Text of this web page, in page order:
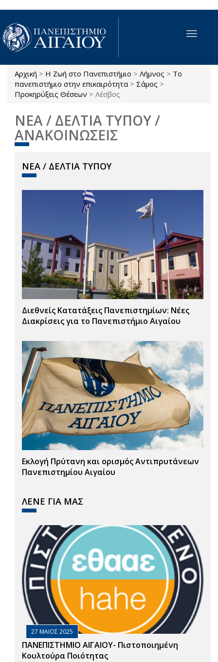
Παράκαμψη προς το κυρίως περιεχόμενο
Toggle
Είστε εδώ
Αρχική > Η Ζωή στο Πανεπιστήμιο > Λήμνος > Το
πανεπιστήμιο στην επικαιρότητα > Σάμος >
Προκηρύξεις Θέσεων > Λέσβος
ΝΕΑ / ΔΕΛΤΙΑ ΤΥΠΟΥ /
ΑΝΑΚΟΙΝΩΣΕΙΣ
ΝΕΑ / ΔΕΛΤΙΑ ΤΥΠΟΥ
Διεθνείς Κατατάξεις Πανεπιστημίων: Νέες
Διακρίσεις για το Πανεπιστήμιο Αιγαίου
Εκλογή Πρύτανη και ορισμός Αντιπρυτάνεων
Πανεπιστημίου Αιγαίου
ΛΕΝΕ ΓΙΑ ΜΑΣ
27 ΜΑΙΟΣ 2025
ΠΑΝΕΠΙΣΤΗΜΙΟ ΑΙΓΑΙΟΥ- Πιστοποιημένη
Κουλτούρα Ποιότητας